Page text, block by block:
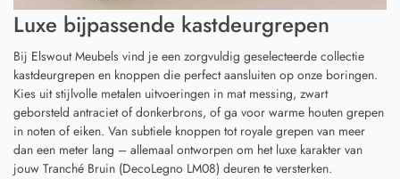
Luxe bijpassende kastdeurgrepen
Bij Elswout Meubels vind je een zorgvuldig geselecteerde collectie
kastdeurgrepen en knoppen die perfect aansluiten op onze boringen.
Kies uit stijlvolle metalen uitvoeringen in mat messing, zwart
geborsteld antraciet of donkerbrons, of ga voor warme houten grepen
in noten of eiken. Van subtiele knoppen tot royale grepen van meer
dan een meter lang – allemaal ontworpen om het luxe karakter van
jouw Tranché Bruin (DecoLegno LM08) deuren te versterken.